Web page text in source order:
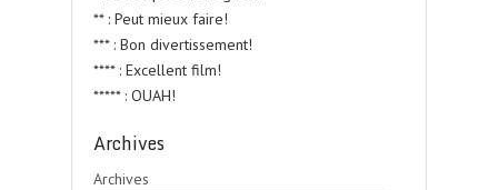
** : Peut mieux faire!
*** : Bon divertissement!
**** : Excellent film!
***** : OUAH!
Archives
Archives